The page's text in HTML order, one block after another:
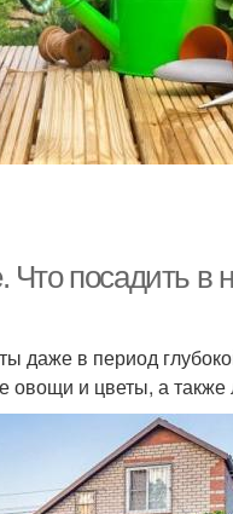
посадить в
даже в период
овощи и цветы, а также